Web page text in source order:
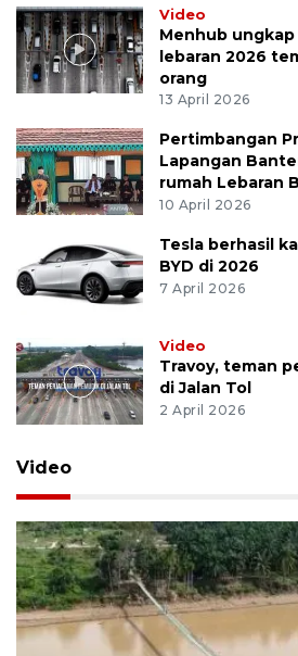
Video
Menhub
lebaran 2026
orang
13 April 2026
Pertimbangan
Lapangan
rumah Lebaran
10 April 2026
Tesla berhasil
BYD di 2026
7 April 2026
Video
Travoy, teman
di Jalan Tol
2 April 2026
Video